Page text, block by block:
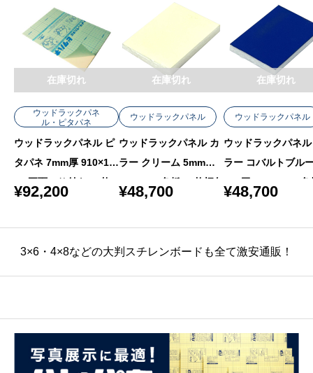
ウッドラックパネ
ル・ピタパネ
ウッドラックパネル ピ
タパネ 7mm厚 910×18
20 両面のり付き 20枚
¥92,200
在庫切れ
ウッドラックパネル
ウッドラックパネル カ
ラー クリーム 5mm厚 7
60×1080 色板 40枚梱包
¥48,700
在庫切れ
ウッドラックパネル
ウッドラックパネ
ラー コバルトブル
mm厚 760×1080
0枚梱包
¥48,700
在庫切れ
3×6・4×8などの大判スチレンボードも全て激安通販！